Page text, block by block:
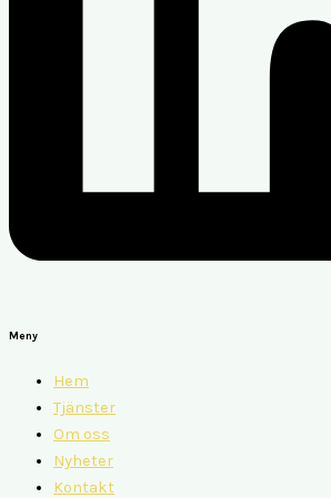
Meny
Hem
Tjänster
Om oss
Nyheter
Kontakt